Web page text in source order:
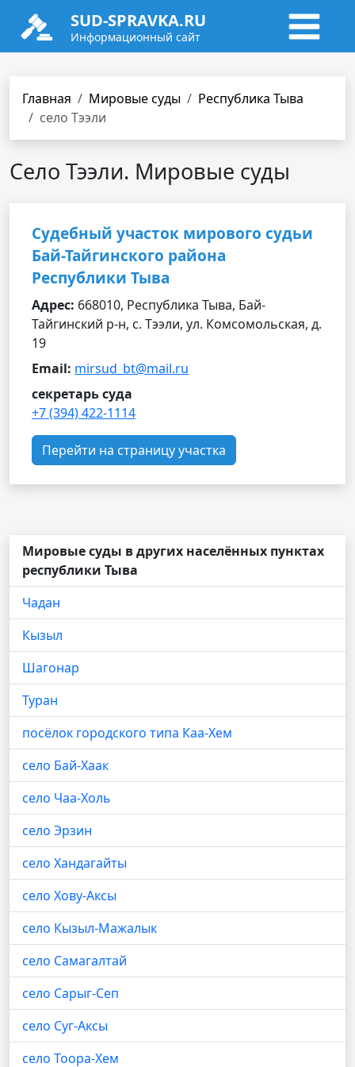
SUD-SPRAVKA.RU
Информационный сайт
Главная Мировые суды
Республика Тыва
село Тээли
Село Тээли. Мировые суды
Судебный участок мирового судьи
Бай-Тайгинского района
Республики Тыва
Адрес: 668010, Республика Тыва, Бай-
Тайгинский р-н, с. Тээли, ул. Комсомольская, д.
19
Email: mirsud_bt@mail.ru
секретарь суда
+7 (394) 422-1114
Перейти на страницу участка
Мировые суды в других населённых пунктах
республики Тыва
Чадан
Кызыл
Шагонар
Туран
посёлок городского типа Каа-Хем
село Бай-Хаак
село Чаа-Холь
село Эрзин
село Хандагайты
село Хову-Аксы
село Кызыл-Мажалык
село Самагалтай
село Сарыг-Сеп
село Суг-Аксы
село Тоора-Хем